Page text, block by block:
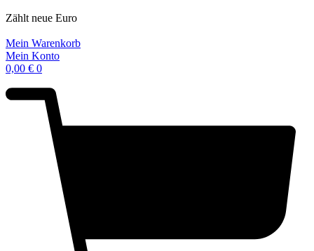
Zählt neue Euro
Mein Warenkorb
Mein Konto
0,00 € 0